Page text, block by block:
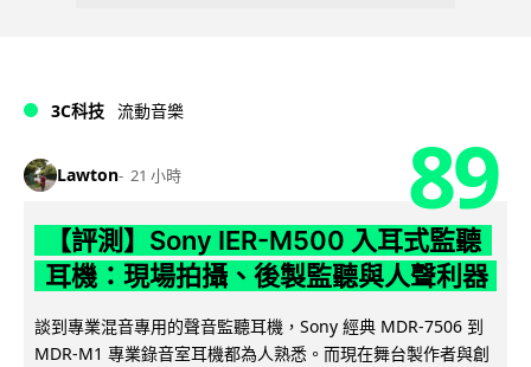
3C科技 流動音樂
Lawton 21 小時 89
【評測】Sony IER-M500 入耳式監聽
耳機：現場拍攝、後製監聽與人聲利器
談到專業混音專用的聲音監聽耳機，Sony 經典 MDR-7506 到
MDR-M1 專業錄音室耳機都為人熟悉。而現在舞台製作者與創